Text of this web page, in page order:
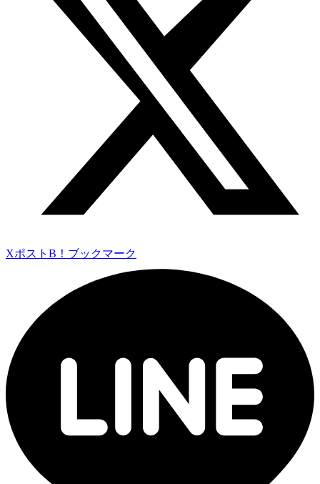
Xポスト B！ブックマーク